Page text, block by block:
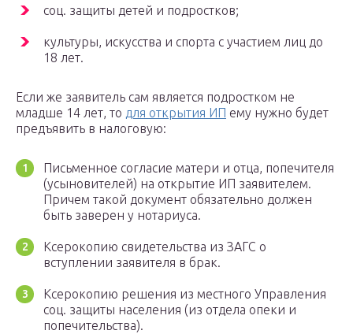
соц. защиты детей и подростков;
культуры, искусства и спорта с участием лиц до
18 лет.
Если же заявитель сам является подростком не
младше 14 лет, то для открытия ИП ему нужно будет
предъявить в налоговую:
Письменное согласие матери и отца, попечителя
(усыновителей) на открытие ИП заявителем.
Причем такой документ обязательно должен
быть заверен у нотариуса.
Ксерокопию свидетельства из ЗАГС о
вступлении заявителя в брак.
Ксерокопию решения из местного Управления
соц. защиты населения (из отдела опеки и
попечительства).